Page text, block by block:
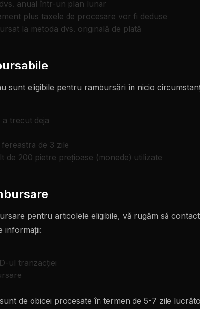
anual într-un plan lunar
plus taxele de procesare vor fi deduse
la metoda dvs. originală de plată
sunt eligibile pentru rambursări în nicio
trecut deja
de 3 zile
de 200 pietre prețioase (monede) utilizate
pentru articolele eligibile, vă rugăm să
informații:
ul tranzacției
de obicei procesate în termen de 5-7 zile